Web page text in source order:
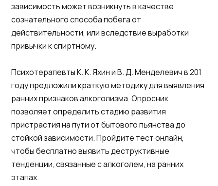
зависимость может возникнуть в качестве
сознательного способа побега от
действительности, или вследствие выработки
привычки к спиртному.
Психотерапевты К. К. Яхин и В. Д. Менделевич в 201
году предложили краткую методику для выявления
ранних признаков алкоголизма. Опросник
позволяет определить стадию развития
пристрастия на пути от бытового пьянства до
стойкой зависимости. Пройдите тест онлайн,
чтобы бесплатно выявить деструктивные
тенденции, связанные с алкоголем, на ранних
этапах.